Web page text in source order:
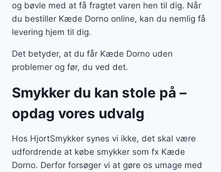
og bøvle med at få fragtet varen hen til dig. Når
du bestiller Kæde Dorno online, kan du nemlig få
levering hjem til dig.
Det betyder, at du får Kæde Dorno uden
problemer og før, du ved det.
Smykker du kan stole på –
opdag vores udvalg
Hos HjortSmykker synes vi ikke, det skal være
udfordrende at købe smykker som fx Kæde
Dorno. Derfor forsøger vi at gøre os umage med